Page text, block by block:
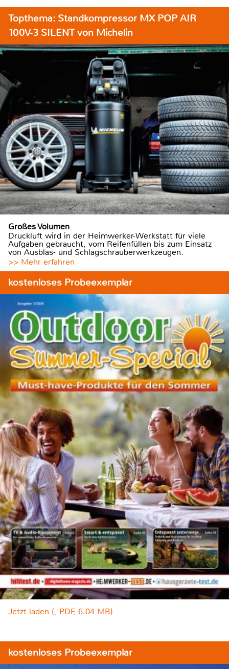
Topthema: Standkompressor MX POP AIR
100V-3 SILENT von Michelin
Großes Volumen
Druckluft wird in der Heimwerker-Werkstatt für viele
Aufgaben gebraucht, vom Reifenfüllen bis zum Einsatz
von Ausblas- und Schlagschrauberwerkzeugen.
>> Mehr erfahren
kostenloses Probeexemplar
Jetzt laden (, PDF, 6.04 MB)
kostenloses Probeexemplar